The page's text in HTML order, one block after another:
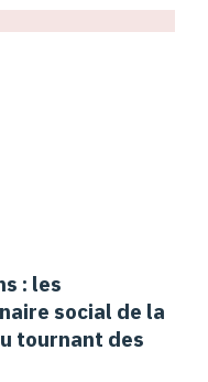
: les
social de la
tournant des